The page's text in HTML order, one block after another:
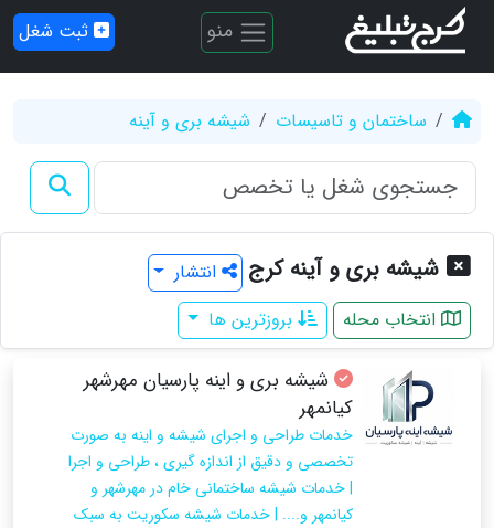
منو ثبت شغل
ساختمان و تاسیسات شیشه بری و آینه
شیشه بری و آینه کرج
انتشار
انتخاب محله
بروزترین ها
شیشه بری و اینه پارسیان مهرشهر
کیانمهر
خدمات طراحی و اجرای شیشه و اینه به صورت
تخصصی و دقیق از اندازه گیری ، طراحی و اجرا
| خدمات شیشه ساختمانی خام در مهرشهر و
کیانمهر و.... | خدمات شیشه سکوریت به سبک